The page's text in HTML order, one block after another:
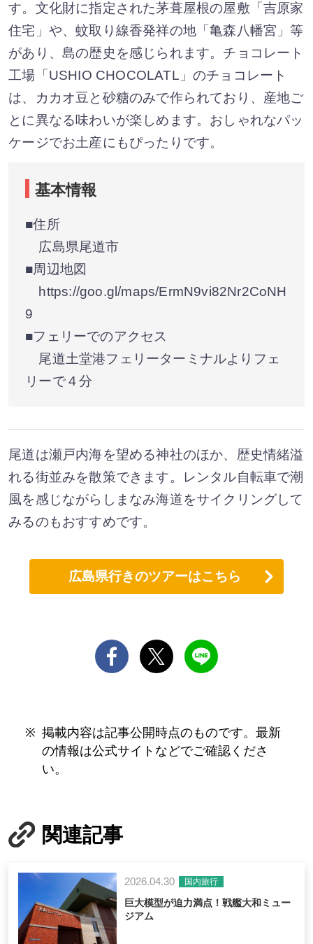
す。文化財に指定された茅葺屋根の屋敷「吉原家
住宅」や、蚊取り線香発祥の地「亀森八幡宮」等
があり、島の歴史を感じられます。チョコレート
工場「USHIO CHOCOLATL」のチョコレート
は、カカオ豆と砂糖のみで作られており、産地ご
とに異なる味わいが楽しめます。おしゃれなパッ
ケージでお土産にもぴったりです。
基本情報
■住所
広島県尾道市
■周辺地図
https://goo.gl/maps/ErmN9vi82Nr2CoNH
9
■フェリーでのアクセス
尾道土堂港フェリーターミナルよりフェ
リーで４分
尾道は瀬戸内海を望める神社のほか、歴史情緒溢
れる街並みを散策できます。レンタル自転車で潮
風を感じながらしまなみ海道をサイクリングして
みるのもおすすめです。
広島県行きのツアーはこちら
掲載内容は記事公開時点のものです。最新
の情報は公式サイトなどでご確認くださ
い。
関連記事
2026.04.30 国内旅行
巨大模型が迫力満点！戦艦大和ミュー
ジアム